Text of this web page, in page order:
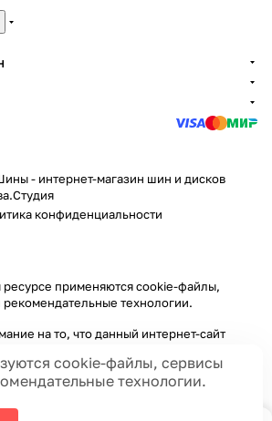
- интернет-магазин шин и дисков
конфиденциальности
применяютсяcookie-файлы,
рекомендательные технологии.
на то, что данный интернет-сайт
материалы и цены, размещенные на
офертой, определяемой
и 437 Гражданского кодекса РФ.
cookie-файлы, сервисы
технологии.